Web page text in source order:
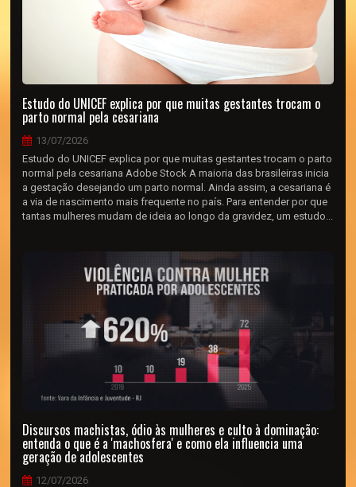
Estudo do UNICEF explica por que muitas gestantes trocam o
parto normal pela cesariana
13/07/2026
Estudo do UNICEF explica por que muitas gestantes trocam o parto
normal pela cesariana Adobe Stock A maioria das brasileiras inicia
a gestação desejando um parto normal. Ainda assim, a cesariana é
a via de nascimento mais frequente no país. Para entender por que
tantas mulheres mudam de ideia ao longo da gravidez, um estudo...
Discursos machistas, ódio às mulheres e culto à dominação:
entenda o que é a 'machosfera' e como ela influencia uma
geração de adolescentes
12/07/2026